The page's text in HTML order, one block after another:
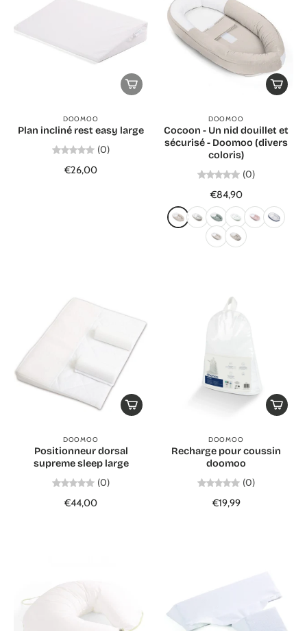
DOOMOO
Plan incliné rest easy large
(0)
€26,00
DOOMOO
Cocoon - Un nid douillet et
sécurisé - Doomoo (divers
coloris)
(0)
€84,90
DOOMOO
Positionneur dorsal
supreme sleep large
(0)
€44,00
DOOMOO
Recharge pour coussin
doomoo
(0)
€19,99